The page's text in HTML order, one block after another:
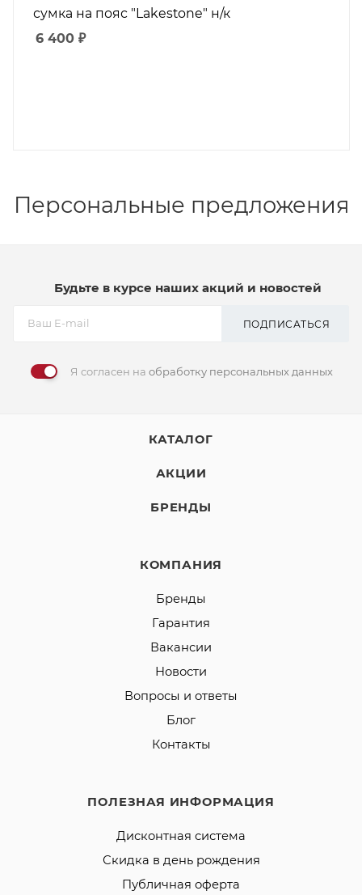
сумка на пояс "Lakestone" н/к
6 400 ₽
Персональные предложения
Будьте в курсе наших акций и новостей
ПОДПИСАТЬСЯ
Я согласен на обработку персональных данных
КАТАЛОГ
АКЦИИ
БРЕНДЫ
КОМПАНИЯ
Бренды
Гарантия
Вакансии
Новости
Вопросы и ответы
Блог
Контакты
ПОЛЕЗНАЯ ИНФОРМАЦИЯ
Дисконтная система
Скидка в день рождения
Публичная оферта